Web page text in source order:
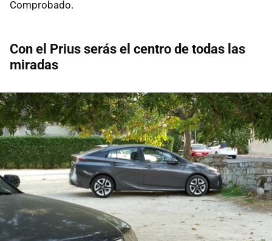
Comprobado.
Con el Prius serás el centro de todas las
miradas